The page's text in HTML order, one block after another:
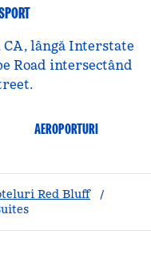
lângă Interstate
Road intersectând
AEROPORTURI
Red Bluff
/